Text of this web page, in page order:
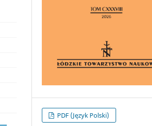
PDF (Język Polski)